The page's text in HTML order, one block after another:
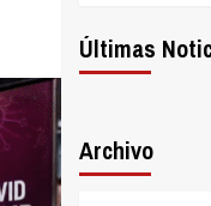
Últimas
Archivo